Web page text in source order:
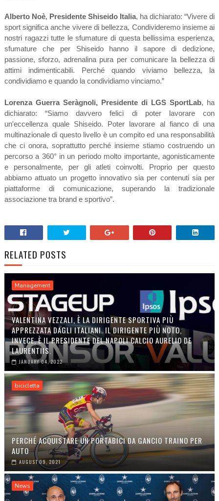
Alberto Noè, Presidente Shiseido Italia, ha dichiarato: “Vivere di
sport significa anche vivere di bellezza, Condivideremo insieme ai
nostri ragazzi tutte le sfumature di questa bellissima esperienza,
sfumature che per Shiseido hanno il sapore di dedizione,
passione, sforzo, adrenalina pura per comunicare la bellezza di
attimi indimenticabili. Perché quando viviamo bellezza, la
condividiamo e quando la condividiamo vinciamo.”
Lorenza Guerra Seràgnoli, Presidente di LGS SportLab, ha
dichiarato: “Siamo davvero felici di poter lavorare con
un'eccellenza quale Shiseido. Poter lavorare al fianco di una
multinazionale di questo livello è un compito ed una responsabilità
che ci onora, soprattutto perché insieme stiamo costruendo un
percorso a 360° in un periodo molto importante, agonisticamente
e personalmente, per gli atleti coinvolti. Proprio per questo
abbiamo attuato un progetto innovativo sia per contenuti sia per
piattaforme di comunicazione, superando la tradizionale
associazione tra brand e sportivo”.
RELATED POSTS
Management
VALENTINA VEZZALI, È LA DIRIGENTE SPORTIVA PIÙ
APPREZZATA DAGLI ITALIANI. IL DIRIGENTE PIÙ NOTO,
INVECE, È IL PRESIDENTE DEL NAPOLI CALCIO AURELIO DE
LAURENTIIS.
JANUARY 04, 2022
bicicletta
PERCHÉ ACQUISTARE UN PORTABICI DA GANCIO TRAINO PER
AUTO
AUGUST 09, 2021
News